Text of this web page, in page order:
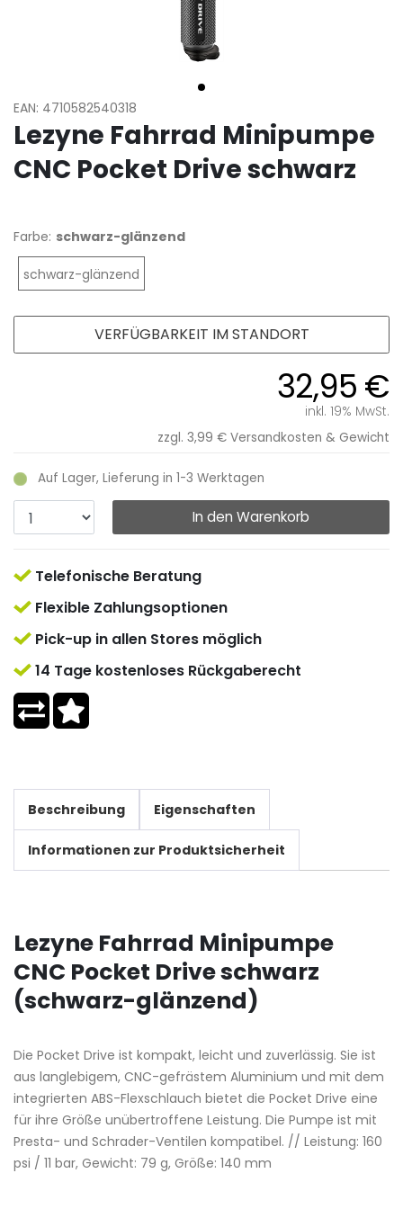
EAN: 4710582540318
Lezyne Fahrrad Minipumpe
CNC Pocket Drive schwarz
Farbe: schwarz-glänzend
schwarz-glänzend
32,95 €
inkl. 19% MwSt.
zzgl. 3,99 € Versandkosten & Gewicht
Auf Lager, Lieferung in 1-3 Werktagen
In den Warenkorb
VERFÜGBARKEIT IM STANDORT
Telefonische Beratung
Flexible Zahlungsoptionen
Pick-up in allen Stores möglich
14 Tage kostenloses Rückgaberecht
Beschreibung Eigenschaften
Informationen zur Produktsicherheit
Lezyne Fahrrad Minipumpe
CNC Pocket Drive schwarz
(schwarz-glänzend)
Die Pocket Drive ist kompakt, leicht und zuverlässig. Sie ist
aus langlebigem, CNC-gefrästem Aluminium und mit dem
integrierten ABS-Flexschlauch bietet die Pocket Drive eine
für ihre Größe unübertroffene Leistung. Die Pumpe ist mit
Presta- und Schrader-Ventilen kompatibel. // Leistung: 160
psi / 11 bar, Gewicht: 79 g, Größe: 140 mm